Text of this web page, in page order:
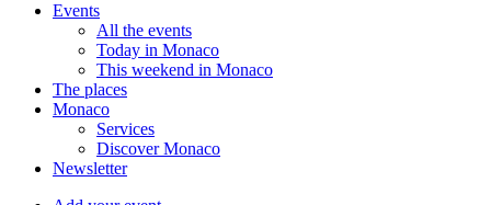
Events
All the events
Today in Monaco
This weekend in Monaco
The places
Monaco
Services
Discover Monaco
Newsletter